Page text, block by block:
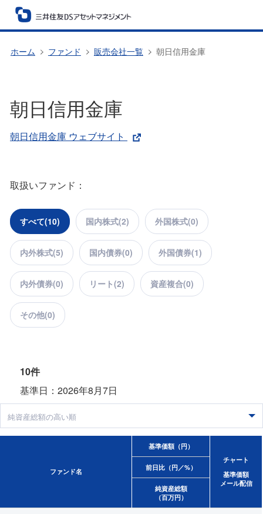
ホーム ファンド 販売会社一覧 朝日信用金庫
朝日信用金庫
朝日信用金庫 ウェブサイト
取扱いファンド：
すべて(10) 国内株式(2) 外国株式(0)
内外株式(5) 国内債券(0) 外国債券(1)
内外債券(0) リート(2) 資産複合(0)
その他(0)
10件
基準日：2026年8月7日
ファンド名
基準価額（円）
チャート
基準価額
メール配信
前日比（円／%）
純資産総額
（百万円）